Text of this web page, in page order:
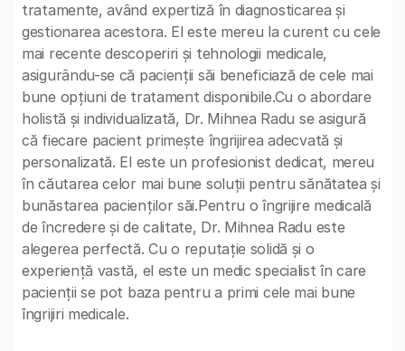
tratamente, având expertiză în diagnosticarea și
gestionarea acestora. El este mereu la curent cu cele
mai recente descoperiri și tehnologii medicale,
asigurându-se că pacienții săi beneficiază de cele mai
bune opțiuni de tratament disponibile.Cu o abordare
holistă și individualizată, Dr. Mihnea Radu se asigură
că fiecare pacient primește îngrijirea adecvată și
personalizată. El este un profesionist dedicat, mereu
în căutarea celor mai bune soluții pentru sănătatea și
bunăstarea pacienților săi.Pentru o îngrijire medicală
de încredere și de calitate, Dr. Mihnea Radu este
alegerea perfectă. Cu o reputație solidă și o
experiență vastă, el este un medic specialist în care
pacienții se pot baza pentru a primi cele mai bune
îngrijiri medicale.